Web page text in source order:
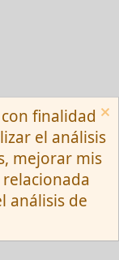
® © 2010-
finalidad
el análisis
mejorar mis
análisis de